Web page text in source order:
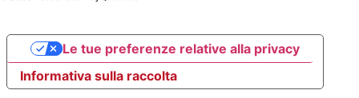
Informativa sulla raccolta
Le tue preferenze relative alla privacy